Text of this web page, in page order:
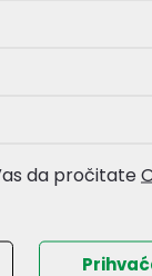
da pročitate